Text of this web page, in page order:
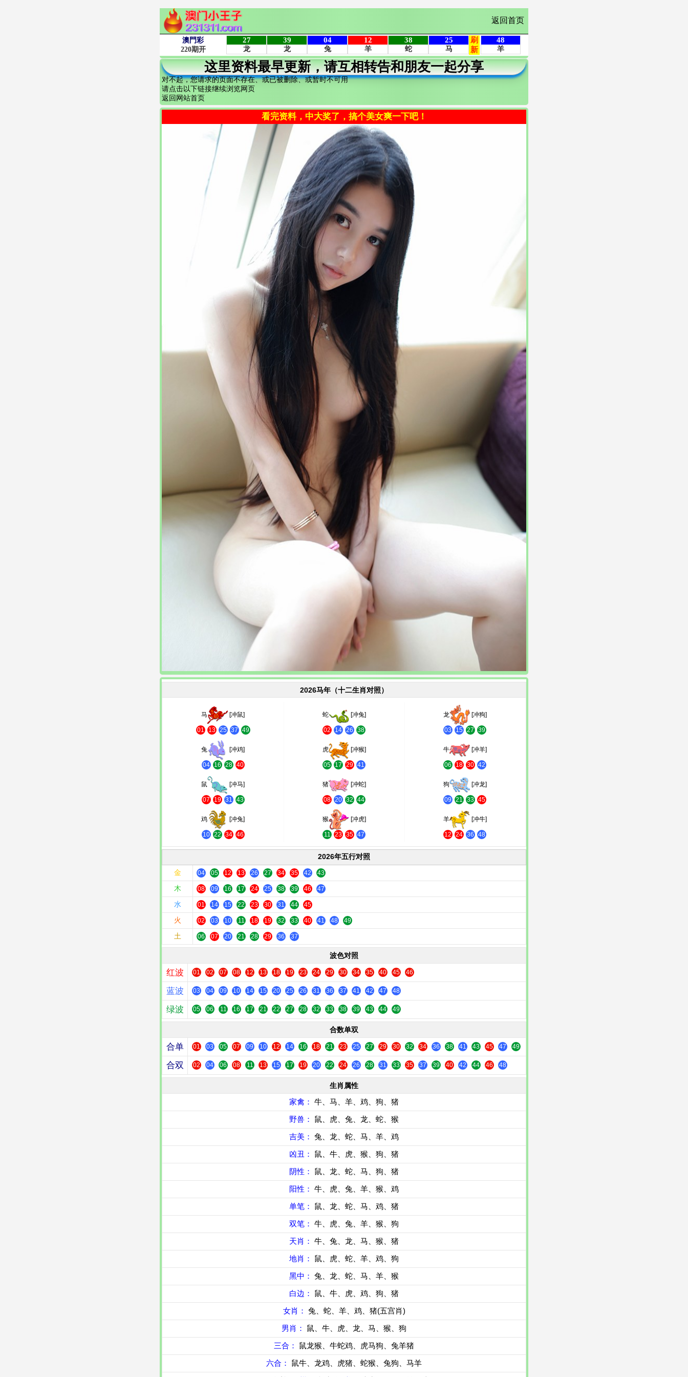
返回首页
这里资料最早更新，请互相转告和朋友一起分享
对不起，您请求的页面不存在、或已被删除、或暂时不可用
请点击以下链接继续浏览网页
返回网站首页
看完资料，中大奖了，搞个美女爽一下吧！
2026马年（十二生肖对照）
马 [冲鼠]
01 13 25 37 49
蛇 [冲兔]
02 14 26 38
龙 [冲狗]
03 15 27 39
兔 [冲鸡]
04 16 28 40
虎 [冲猴]
05 17 29 41
牛 [冲羊]
06 18 30 42
鼠 [冲马]
07 19 31 43
猪 [冲蛇]
08 20 32 44
狗 [冲龙]
09 21 33 45
鸡 [冲兔]
10 22 34 46
猴 [冲虎]
11 23 35 47
羊 [冲牛]
12 24 36 48
2026年五行对照
金
04 05 12 13 26 27 34 35 42 43
木 08 09 16 17 24 25 38 39 46 47
水 01 14 15 22 23 30 31 44 45
火 02 03 10 11 18 19 32 33 40 41 48 49
土 06 07 20 21 28 29 36 37
波色对照
红波 01 02 07 08 12 13 18 19 23 24 29 30 34 35 40 45 46
蓝波 03 04 09 10 14 15 20 25 26 31 36 37 41 42 47 48
绿波 05 06 11 16 17 21 22 27 28 32 33 38 39 43 44 49
合数单双
合单 01 03 05 07 09 10 12 14 16 18 21 23 25 27 29 30 32 34 36 38 41 43 45 47 49
合双 02 04 06 08 11 13 15 17 19 20 22 24 26 28 31 33 35 37 39 40 42 44 46 48
生肖属性
家禽： 牛、马、羊、鸡、狗、猪
野兽： 鼠、虎、兔、龙、蛇、猴
吉美： 兔、龙、蛇、马、羊、鸡
凶丑： 鼠、牛、虎、猴、狗、猪
阴性： 鼠、龙、蛇、马、狗、猪
阳性： 牛、虎、兔、羊、猴、鸡
单笔： 鼠、龙、蛇、马、鸡、猪
双笔： 牛、虎、兔、羊、猴、狗
天肖： 牛、兔、龙、马、猴、猪
地肖： 鼠、虎、蛇、羊、鸡、狗
黑中： 兔、龙、蛇、马、羊、猴
白边： 鼠、牛、虎、鸡、狗、猪
女肖： 兔、蛇、羊、鸡、猪(五宫肖)
男肖： 鼠、牛、虎、龙、马、猴、狗
三合： 鼠龙猴、牛蛇鸡、虎马狗、兔羊猪
六合： 鼠牛、龙鸡、虎猪、蛇猴、兔狗、马羊